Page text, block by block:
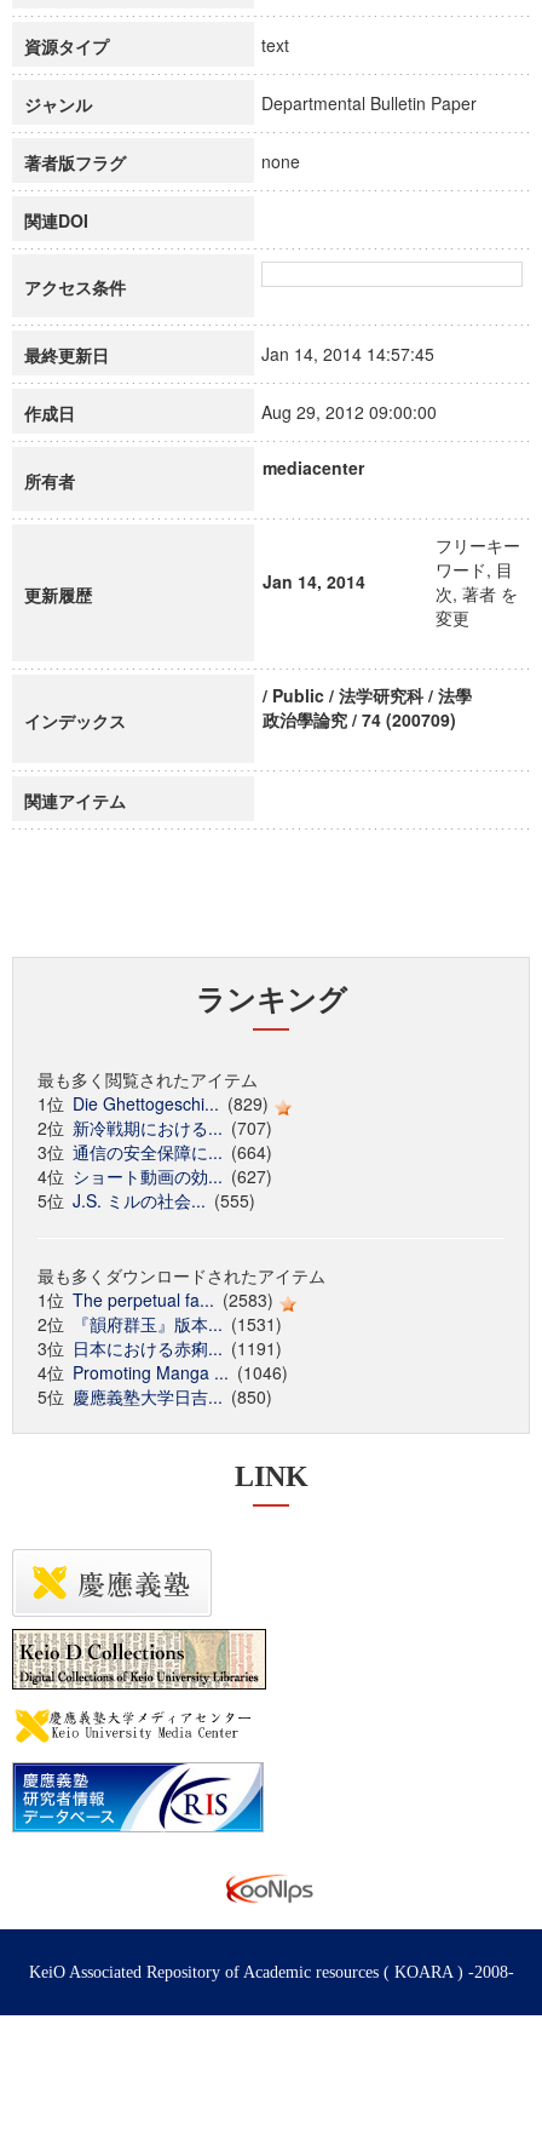
資源タイプ text
ジャンル Departmental Bulletin Paper
著者版フラグ none
関連DOI
アクセス条件
最終更新日 Jan 14, 2014 14:57:45
作成日 Aug 29, 2012 09:00:00
所有者
mediacenter
更新履歴
Jan 14, 2014
フリーキー
ワード, 目
次, 著者 を
変更
インデックス
/ Public / 法学研究科 / 法學
政治學論究 / 74 (200709)
関連アイテム
ランキング
最も多く閲覧されたアイテム
1位 Die Ghettogeschi... (829)
2位 新冷戦期における... (707)
3位 通信の安全保障に... (664)
4位 ショート動画の効... (627)
5位 J.S. ミルの社会... (555)
最も多くダウンロードされたアイテム
1位 The perpetual fa... (2583)
2位
『韻府群玉』版本... (1531)
3位 日本における赤痢... (1191)
4位 Promoting Manga ... (1046)
5位 慶應義塾大学日吉... (850)
LINK
KeiO Associated Repository of Academic resources ( KOARA ) -2008-